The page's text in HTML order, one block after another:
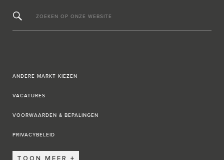
ZOEKEN OP ONZE WEBSITE
ANDERE MARKT KIEZEN
VACATURES
VOORWAARDEN & BEPALINGEN
PRIVACYBELEID
TOON MEER